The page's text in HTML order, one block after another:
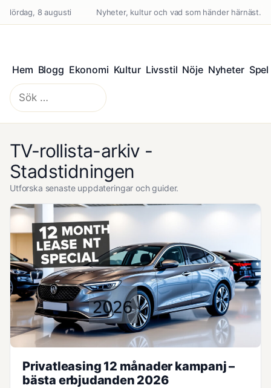
lördag, 8 augusti Nyheter, kultur och vad som händer härnäst.
Hem Blogg Ekonomi Kultur Livsstil Nöje Nyheter Spel
Sök
efter:
TV-rollista-arkiv -
Stadstidningen
Utforska senaste uppdateringar och guider.
Privatleasing 12 månader kampanj –
bästa erbjudanden 2026